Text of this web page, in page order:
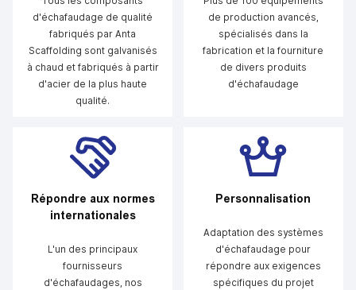
d'échafaudage de qualité
fabriqués par Anta
Scaffolding sont galvanisés
à chaud et fabriqués à partir
d'acier de la plus haute
qualité.
de production avancés,
spécialisés dans la
fabrication et la fourniture
de divers produits
d'échafaudage
Répondre aux normes
internationales
L'un des principaux
fournisseurs
d'échafaudages, nos
Personnalisation
Adaptation des systèmes
d'échafaudage pour
répondre aux exigences
spécifiques du projet